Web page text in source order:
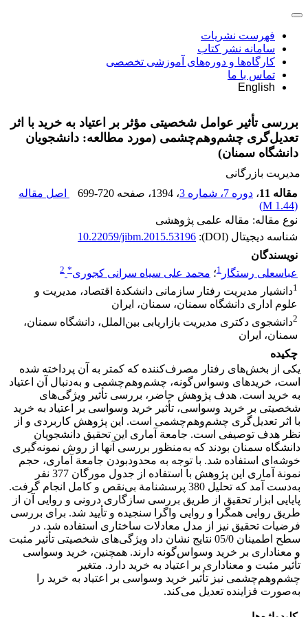
فهرست نشریات
سامانه نشر کتاب
کارگاه‌ها و دوره‌های آموزشی تخصصی
تماس با ما
English
بررسی تأثیر عوامل شخصیتی مؤثر بر اعتیاد به خرید با اثر
تعدیل‌گری چشم‌وهم‌چشمی (مورد مطالعه: دانشجویان
دانشگاه سمنان)
مدیریت بازرگانی
مقاله 11
، دوره 7، شماره 3 ، 1394 ، صفحه 699-720
اصل مقاله
(
1.44 M
)
نوع مقاله: مقاله علمی پژوهشی
شناسه دیجیتال (DOI):
10.22059/jibm.2015.53196
نویسندگان
عباسعلی رستگار 1؛ محمد علی سیاه سرانی کجوری*
2
1دانشیار مدیریت رفتار سازمانی دانشکدة اقتصاد، مدیریت و
علوم اداری دانشگاه سمنان، سمنان، ایران
2دانشجوی دکتری مدیریت بازاریابی بین‌الملل، دانشگاه سمنان،
سمنان، ایران
چکیده
یکی از بخش‌های رفتار مصرف‌کننده که کمتر به آن پرداخته شده
است، خریدهای وسواس‌گونه، چشم‌وهم‌چشمی و به‌دنبال آن اعتیاد
به خرید است. هدف پژوهش حاضر، بررسی تأثیر ویژگی‌های
شخصیتی بر خرید وسواسی، تأثیر خرید وسواسی بر اعتیاد به خرید
با اثر تعدیل‌گری چشم‌وهم‌چشمی است. این پژوهش کاربردی و از
نظر هدف توصیفی است. جامعة آماری این تحقیق دانشجویان
دانشگاه سمنان بودند که به‌منظور بررسی آنها از روش نمونه‌گیری
خوشه‌ای استفاده شد. با توجه به محدودبودن جامعة آماری، حجم
نمونة آماری این پژوهش با استفاده از جدول مورگان 377 نفر
به‌دست آمد که تحلیل 380 پرسشنامة بی‌نقص و کامل انجام گرفت.
پایایی ابزار تحقیق از طریق بررسی سازگاری درونی و روایی آن از
طریق روایی همگرا و روایی واگرا سنجیده و تأیید شد. برای بررسی
فرضیات تحقیق نیز از مدل معادلات ساختاری استفاده شد. در
سطح اطمینان 05/0 نتایج نشان داد ویژگی‌های شخصیتی تأثیر مثبت
و معناداری بر خرید وسواس‌گونه دارند. همچنین، خرید وسواسی
تأثیر مثبت و معناداری بر اعتیاد به خرید دارد. متغیر
چشم‌وهم‌چشمی نیز تأثیر خرید وسواسی بر اعتیاد به خرید را
به‌‌صورت فزاینده تعدیل می‌کند.